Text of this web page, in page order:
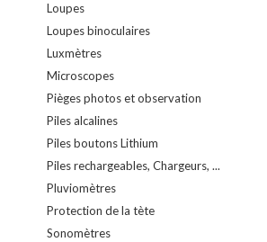
Loupes
Loupes binoculaires
Luxmètres
Microscopes
Pièges photos et observation
Piles alcalines
Piles boutons Lithium
Piles rechargeables, Chargeurs, ...
Pluviomètres
Protection de la tète
Sonomètres